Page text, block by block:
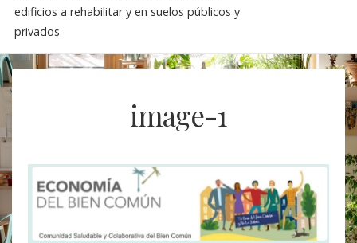
edificios a rehabilitar y en suelos públicos y
privados
image-1